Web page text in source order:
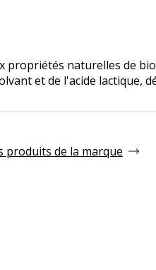
propriétés naturelles de
et de l'acide lactique,
produits de la marque